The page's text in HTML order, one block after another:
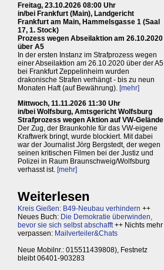
Freitag, 23.10.2026 08:00 Uhr
in/bei Frankfurt (Main), Landgericht
Frankfurt am Main, Hammelsgasse 1 (Saal
17, 1. Stock)
Prozess wegen Abseilaktion am 26.10.2020
über A5
In der ersten Instanz im Strafprozess wegen
einer Abseilaktion am 26.10.2020 über der A5
bei Frankfurt Zeppelinheim wurden
drakonische Strafen verhängt - bis zu neun
Monaten Haft (auf Bewährung). [mehr]
Mittwoch, 11.11.2026 11:30 Uhr
in/bei Wolfsburg, Amtsgericht Wolfsburg
Strafprozess wegen Aktion auf VW-Gelände
Der Zug, der Braunkohle für das VW-eigene
Kraftwerk bringt, wurde blockiert. Mit dabei
war der Journalist Jörg Bergstedt, der wegen
seinen kritischen Filmen bei der Justiz und
Polizei in Raum Braunschweig/Wolfsburg
verhasst ist. [mehr]
Weiterlesen
Kreis Gießen: B49-Neubau verhindern ++
Neues Buch: Die Demokratie überwinden,
bevor sie sich selbst abschafft++ Nichts mehr
verpassen: Mailverteiler&Chats
Neue Mobilnr.: 015511439808), Festnetz
bleibt 06401-903283